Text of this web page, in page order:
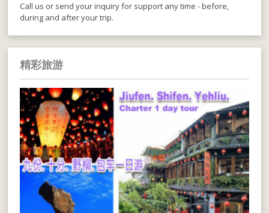
Call us or send your inquiry for support any time - before,
during and after your trip.
精彩旅游